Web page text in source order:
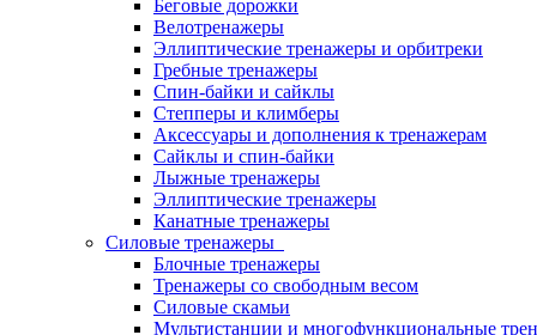
Беговые дорожки
Велотренажеры
Эллиптические тренажеры и орбитреки
Гребные тренажеры
Спин-байки и сайклы
Степперы и климберы
Аксессуары и дополнения к тренажерам
Сайклы и спин-байки
Лыжные тренажеры
Эллиптические тренажеры
Канатные тренажеры
Силовые тренажеры
Блочные тренажеры
Тренажеры со свободным весом
Силовые скамьи
Мультистанции и многофункциональные